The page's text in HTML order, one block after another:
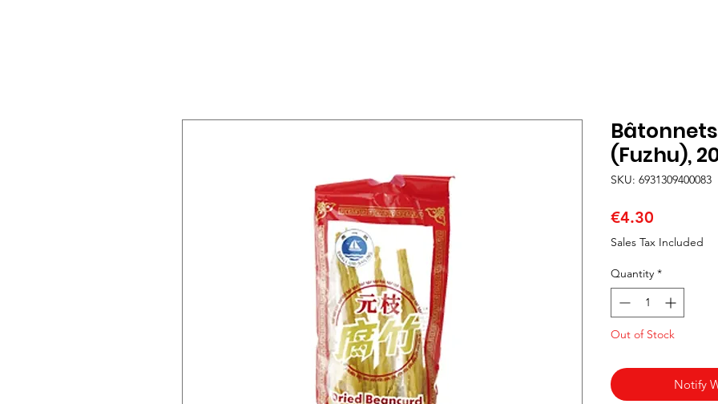
(Fuzhu),
SKU: 6931309400083
€4.30
Sales Tax Included
Quantity *
Out of Stock
Notify